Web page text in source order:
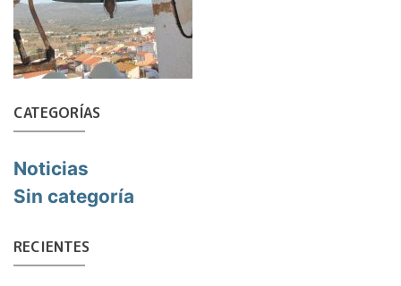
CATEGORÍAS
Noticias
Sin categoría
RECIENTES